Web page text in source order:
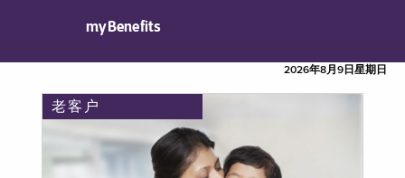
myBenefits
2026年8月9日星期日
老客户